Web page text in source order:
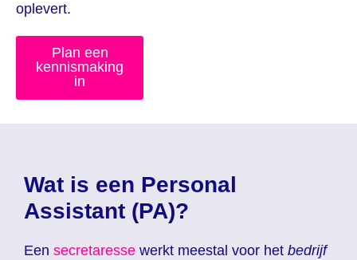
oplevert.
Plan een
kennismaking
in
Wat is een Personal
Assistant (PA)?
Een secretaresse werkt meestal voor het bedrijf